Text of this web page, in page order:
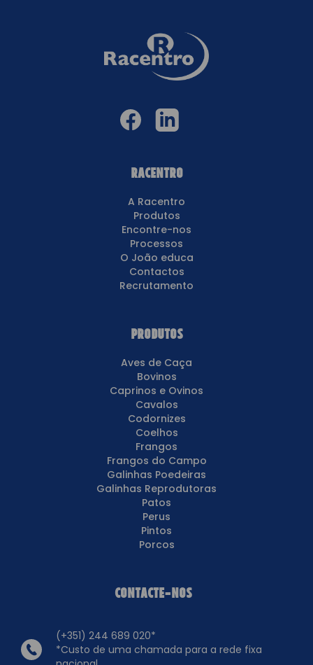
Racentro
A Racentro
Produtos
Encontre-nos
Processos
O João educa
Contactos
Recrutamento
Produtos
Aves de Caça
Bovinos
Caprinos e Ovinos
Cavalos
Codornizes
Coelhos
Frangos
Frangos do Campo
Galinhas Poedeiras
Galinhas Reprodutoras
Patos
Perus
Pintos
Porcos
Contacte-nos
(+351) 244 689 020*
*Custo de uma chamada para a rede fixa